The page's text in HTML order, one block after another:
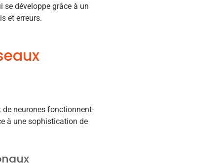
se développe grâce à un
et erreurs.
de neurones fonctionnent-
à une sophistication de